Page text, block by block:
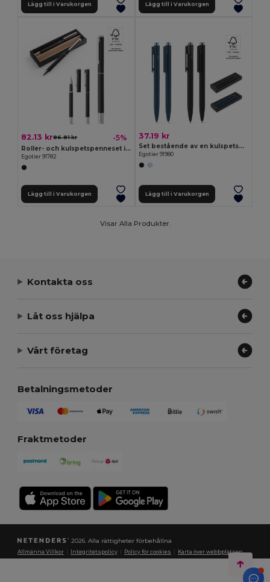
Lägg till i Varukorgen Lägg till i Varukorgen
82.13 kr86.81 kr -5%
Roller- och kulspetspenneset i aluminium (94 % rAL) med klämma
Egotier 91782
Lägg till i Varukorgen
37.19 kr
Set bestående av en kulspetspenna och en bläckfri penna, båda tillverkade av aluminium (94 % återvunnen)
Egotier 91980
Lägg till i Varukorgen
Visar Alla Produkter.
Kontakta oss
Låt oss hjälpa
Vårt företag
Betalningsmetoder
Fraktmetoder
2026. Alla rättigheter förbehållna
Allmänna Villkor Integritetspolicy Policy för cookies Karta över webbplatsen